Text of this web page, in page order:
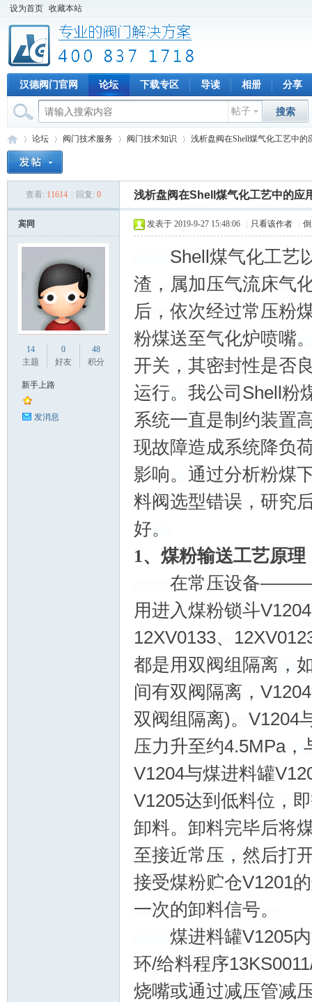
设为首页 收藏本站
汉德阀门官网 论坛 下载专区 导读 相册 分享
帖子 搜索
论坛
›
阀门技术服务 阀门技术知识
›
浅析盘阀在Shell煤气化工艺中的
查看: 11614 回复: 0 浅析盘阀在Shell煤气化工艺中的应
宾同
14
主题
0
好友
48
积分
新手上路
发消息
发表于 2019-9-27 15:48:06 只看该作者
Shell煤气化工艺以
渣，属加压气流床气
后，依次经过常压粉
粉煤送至气化炉喷嘴
开关，其密封性是否
运行。我公司Shell粉
系统一直是制约装置
现故障造成系统降负
影响。通过分析粉煤
料阀选型错误，研究
好。
1、煤粉输送工艺原理
在常压设备———煤
用进入煤粉锁斗
12XV0133、
都是用双阀组隔离，
间有双阀隔离，
双阀组隔离)。V1204
压力升至约4.5MPa
V1204与煤进料罐
V1205达到低料位，
卸料。卸料完毕后将
至接近常压，然后打
接受煤粉贮仓V1201
一次的卸料信号。
煤进料罐V1205内
环/给料程序
烧嘴或通过减压管减